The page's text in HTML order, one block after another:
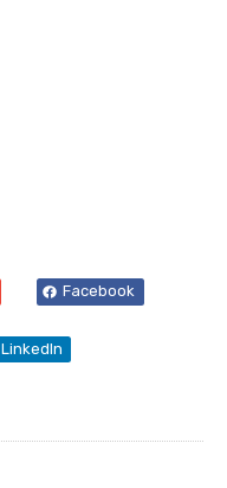
Facebook
LinkedIn